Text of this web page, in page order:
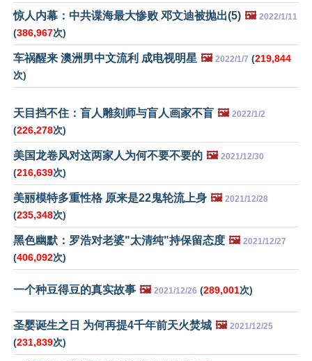
惊人内幕：中共谍海最大惨败 邓文迪被抛出(5) 🖼️ 2022/1/11
(386,967次)
车祸醒来 澳洲男中文流利 成电视明星 🖼️ 2022/1/7 (219,844
次)
天目挡不住：盲人雕刻师与盲人画家不盲 🖼️ 2022/1/2
(226,278次)
美国龙卷风对这两家人为何不要不要的 🖼️ 2021/12/30
(216,639次)
美丽模特多重性格 原来是22鬼轮流上身 🖼️ 2021/12/28
(235,348次)
黑色幽默：罗浩对老婆"太清纯"持保留态度 🖼️ 2021/12/27
(406,092次)
一个种豆得豆的真实故事 🖼️ 2021/12/26 (289,001次)
圣婴诞生之日 为何再提4千年前天火焚城 🖼️ 2021/12/25
(231,839次)